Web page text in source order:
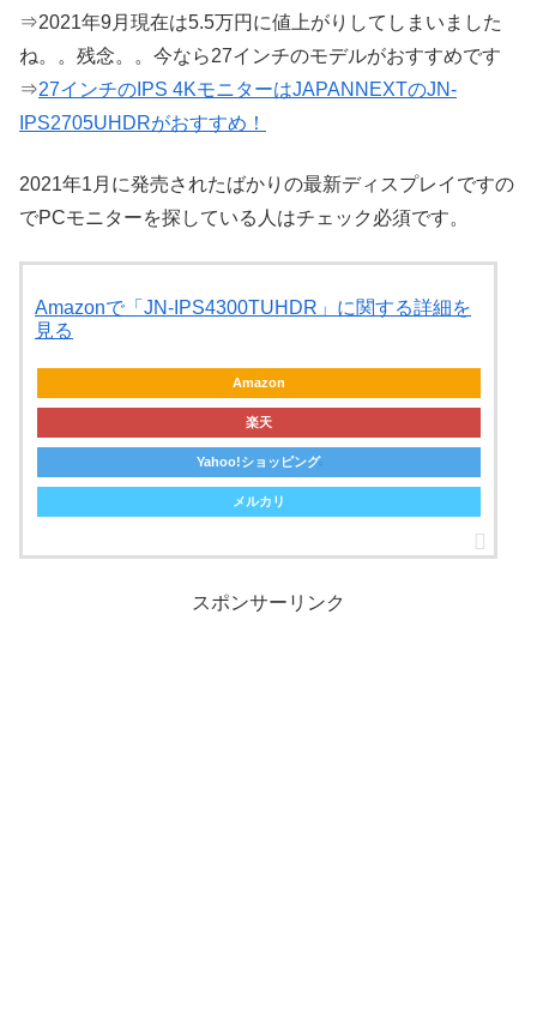
⇒2021年9月現在は5.5万円に値上がりしてしまいました
ね。。残念。。今なら27インチのモデルがおすすめです
⇒27インチのIPS 4KモニターはJAPANNEXTのJN-
IPS2705UHDRがおすすめ！
2021年1月に発売されたばかりの最新ディスプレイですの
でPCモニターを探している人はチェック必須です。
Amazonで「JN-IPS4300TUHDR」に関する詳細を
見る
Amazon
楽天
Yahoo!ショッピング
メルカリ
スポンサーリンク